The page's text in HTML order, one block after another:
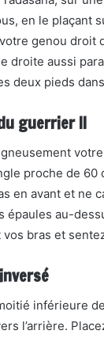
en le plaçant
genou droit
droite aussi
deux pieds
guerrier II
proche de 60
en avant et ne
épaules au-
bras et
inférieure
l’arrière.